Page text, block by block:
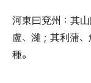
河東曰兗州 ： 其
盧、 濰 ； 其利蒲、
種。